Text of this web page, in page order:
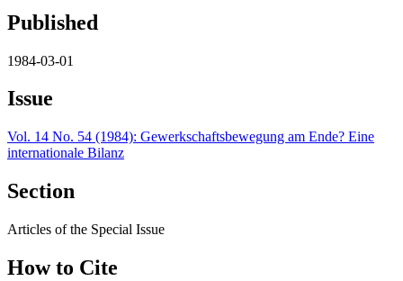
Published
1984-03-01
Issue
Vol. 14 No. 54 (1984): Gewerkschaftsbewegung am Ende? Eine
internationale Bilanz
Section
Articles of the Special Issue
How to Cite